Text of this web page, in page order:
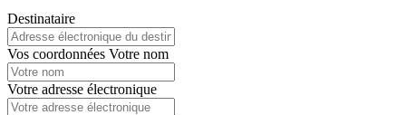
Destinataire
Vos coordonnées Votre nom
Votre adresse électronique